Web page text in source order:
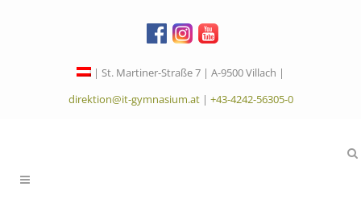
| St. Martiner-Straße 7 | A-9500 Villach |
direktion@it-gymnasium.at| +43-4242-56305-0